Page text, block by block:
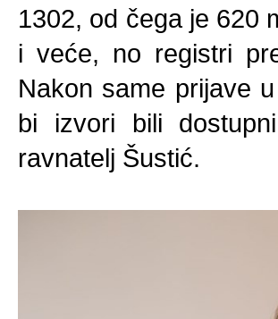
1302, od čega je 620
i veće, no registri
Nakon same prijave
bi izvori bili
ravnatelj Šustić.